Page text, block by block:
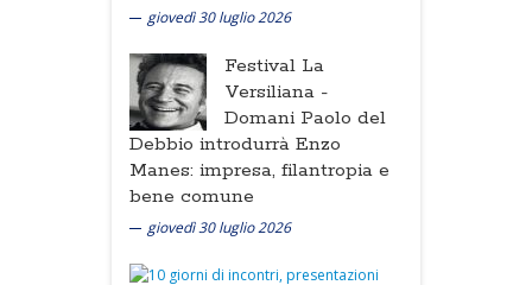
giovedì 30 luglio 2026
Festival La
Versiliana -
Domani Paolo del
Debbio introdurrà Enzo
Manes: impresa, filantropia e
bene comune
giovedì 30 luglio 2026